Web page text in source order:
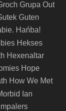
Grupa Out
Guten
Hańba!
Hekses
Hexenaltar
Hope
How We Met
Ian
Impalers